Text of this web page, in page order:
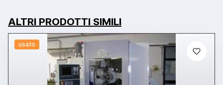
ALTRI PRODOTTI SIMILI
usato